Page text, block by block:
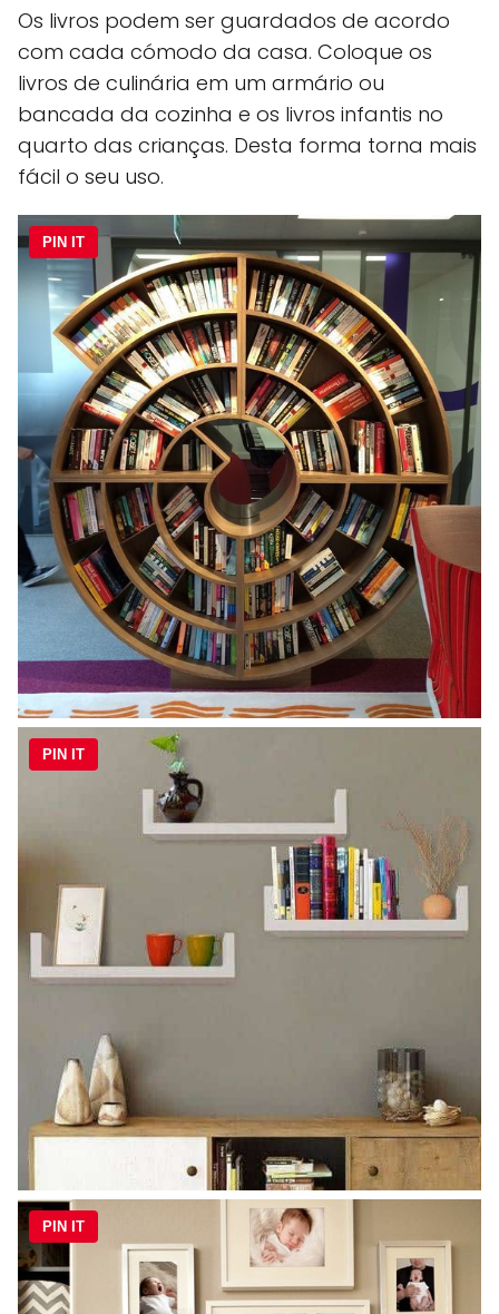
Os livros podem ser guardados de acordo
com cada cómodo da casa. Coloque os
livros de culinária em um armário ou
bancada da cozinha e os livros infantis no
quarto das crianças. Desta forma torna mais
fácil o seu uso.
PIN IT
PIN IT
PIN IT